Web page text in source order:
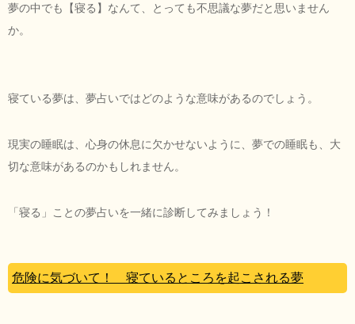
夢の中でも【寝る】なんて、とっても不思議な夢だと思いません
か。
寝ている夢は、夢占いではどのような意味があるのでしょう。
現実の睡眠は、心身の休息に欠かせないように、夢での睡眠も、大
切な意味があるのかもしれません。
「寝る」ことの夢占いを一緒に診断してみましょう！
危険に気づいて！ 寝ているところを起こされる夢